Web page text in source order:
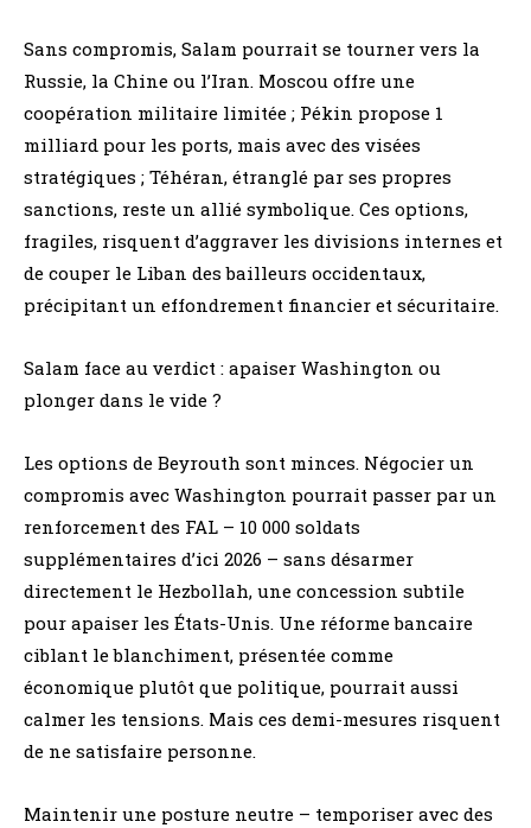
Sans compromis, Salam pourrait se tourner vers la
Russie, la Chine ou l’Iran. Moscou offre une
coopération militaire limitée ; Pékin propose 1
milliard pour les ports, mais avec des visées
stratégiques ; Téhéran, étranglé par ses propres
sanctions, reste un allié symbolique. Ces options,
fragiles, risquent d’aggraver les divisions internes et
de couper le Liban des bailleurs occidentaux,
précipitant un effondrement financier et sécuritaire.
Salam face au verdict : apaiser Washington ou
plonger dans le vide ?
Les options de Beyrouth sont minces. Négocier un
compromis avec Washington pourrait passer par un
renforcement des FAL – 10 000 soldats
supplémentaires d’ici 2026 – sans désarmer
directement le Hezbollah, une concession subtile
pour apaiser les États-Unis. Une réforme bancaire
ciblant le blanchiment, présentée comme
économique plutôt que politique, pourrait aussi
calmer les tensions. Mais ces demi-mesures risquent
de ne satisfaire personne.
Maintenir une posture neutre – temporiser avec des